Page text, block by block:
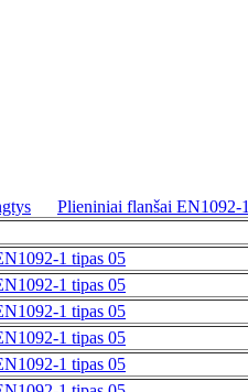
Plieniniai flanšai EN1092-1
1 tipas 05
1 tipas 05
1 tipas 05
1 tipas 05
1 tipas 05